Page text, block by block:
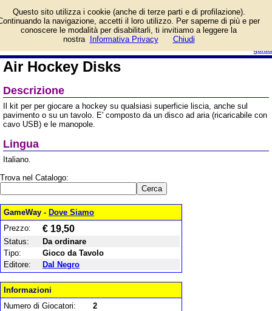
guida
Hockey Disks e prezzo di
vendita. Prodotto da Dal
Air Hockey Disks
Descrizione
Il kit per per giocare a hockey su qualsiasi superficie liscia, anche sul
pavimento o su un tavolo. E' composto da un disco ad aria (ricaricabile con
cavo USB) e le manopole.
Lingua
Italiano.
Trova nel Catalogo:
GameWay - Dove Siamo
Prezzo:
€ 19,50
Status:
Da ordinare
Tipo:
Gioco da Tavolo
Editore:
Dal Negro
Informazioni
Numero di Giocatori:
2
Questo sito utilizza i cookie (anche di terze parti e di profilazione).
la navigazione, accetti il loro utilizzo. Per saperne di più e per
conoscere le modalità per disabilitarli, ti invitiamo a leggere la
nostra
Informativa Privacy Chiudi